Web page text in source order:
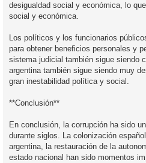
desigualdad social y económica, lo
social y económica.
Los políticos y los funcionarios
para obtener beneficios personales y
sistema judicial también sigue siendo
argentina también sigue siendo muy
gran inestabilidad política y social.
**Conclusión**
En conclusión, la corrupción ha sido
durante siglos. La colonización
argentina, la restauración de la
estado nacional han sido momentos